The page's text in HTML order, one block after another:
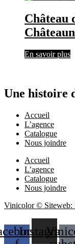
Château
En savoir plus
Une histoire
Accueil
L’agence
Catalogue
Nous joindre
Accueil
L’agence
Catalogue
Nous joindre
Vinicolor © Siteweb:
Instagram